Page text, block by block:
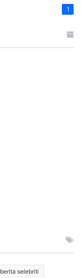
1
berita selebriti